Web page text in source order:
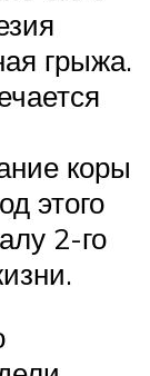
грыжа.
коры
этого
2-го